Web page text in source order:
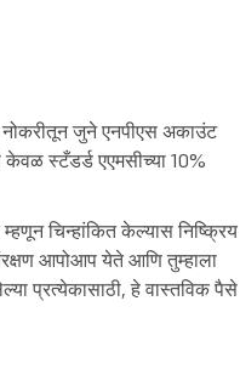
नोकरीतून जुने एनपीएस अकाउंट
स्टँडर्ड एएमसीच्या 10%
चिन्हांकित केल्यास निष्क्रिय
संरक्षण आपोआप येते आणि तुम्हाला
प्रत्येकासाठी, हे वास्तविक पैसे